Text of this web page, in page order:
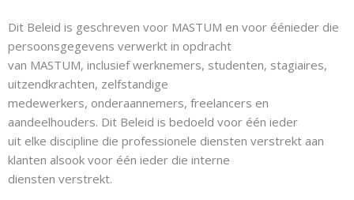
Dit Beleid is geschreven voor MASTUM en voor éénieder die
persoonsgegevens verwerkt in opdracht
van MASTUM, inclusief werknemers, studenten, stagiaires,
uitzendkrachten, zelfstandige
medewerkers, onderaannemers, freelancers en
aandeelhouders. Dit Beleid is bedoeld voor één ieder
uit elke discipline die professionele diensten verstrekt aan
klanten alsook voor één ieder die interne
diensten verstrekt.